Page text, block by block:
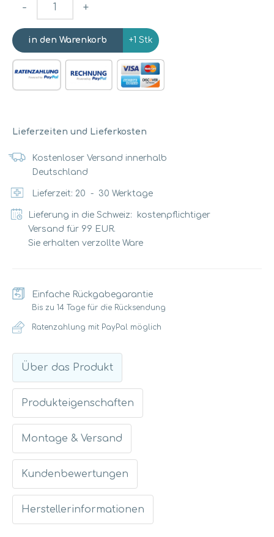
- +
+1 Stk
Lieferzeiten und Lieferkosten
Kostenloser Versand innerhalb
Deutschland
Lieferzeit: 20 - 30 Werktage
Lieferung in die Schweiz: kostenpflichtiger
Versand für 99 EUR.
Sie erhalten verzollte Ware
Einfache Rückgabegarantie
Bis zu 14 Tage für die Rücksendung
Ratenzahlung mit PayPal möglich
Über das Produkt
Produkteigenschaften
Montage & Versand
Kundenbewertungen
Herstellerinformationen